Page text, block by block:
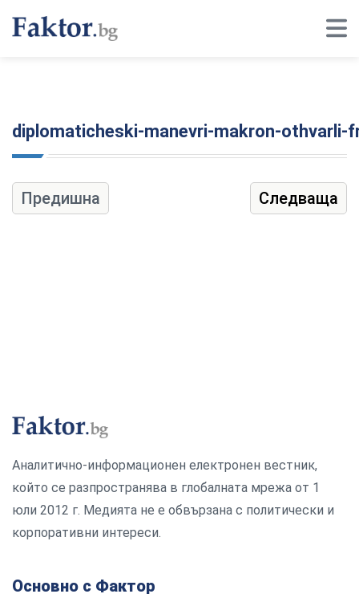
diplomaticheski-manevri-makron-
Предишна Следваща
Аналитично-информационен електронен вестник,
който се разпространява в глобалната мрежа от 1
юли 2012 г. Медията не е обвързана с политически и
корпоративни интереси.
Основно с Фактор